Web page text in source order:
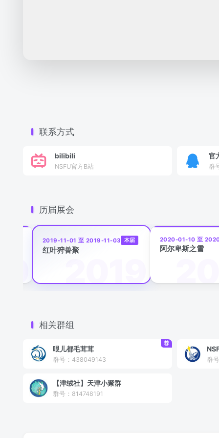
联系方式
bilibili
NSFU官方B站
官
群
历届展会
2019-11-01 至 2019-11-03 本届
红叶狩兽聚
2020-01-10 至
阿尔卑斯之雪
相关群组
荐
哏儿都毛茸茸
群号：438049143 群
【津绒社】天津小聚群
群号：814748191